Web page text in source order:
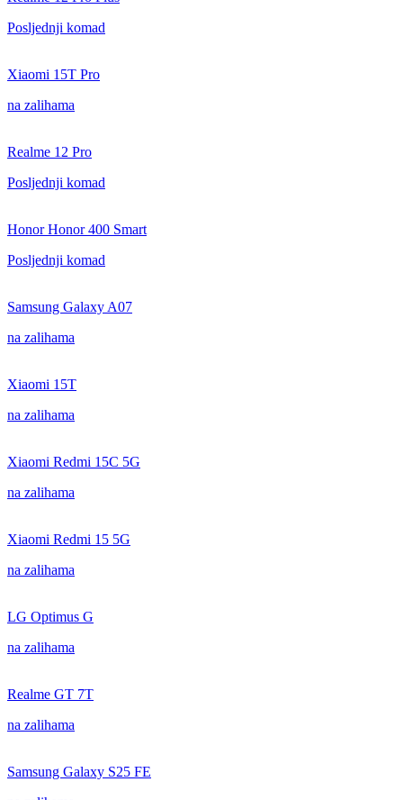
Posljednji komad
Xiaomi 15T Pro
na zalihama
Realme 12 Pro
Posljednji komad
Honor Honor 400 Smart
Posljednji komad
Samsung Galaxy A07
na zalihama
Xiaomi 15T
na zalihama
Xiaomi Redmi 15C 5G
na zalihama
Xiaomi Redmi 15 5G
na zalihama
LG Optimus G
na zalihama
Realme GT 7T
na zalihama
Samsung Galaxy S25 FE